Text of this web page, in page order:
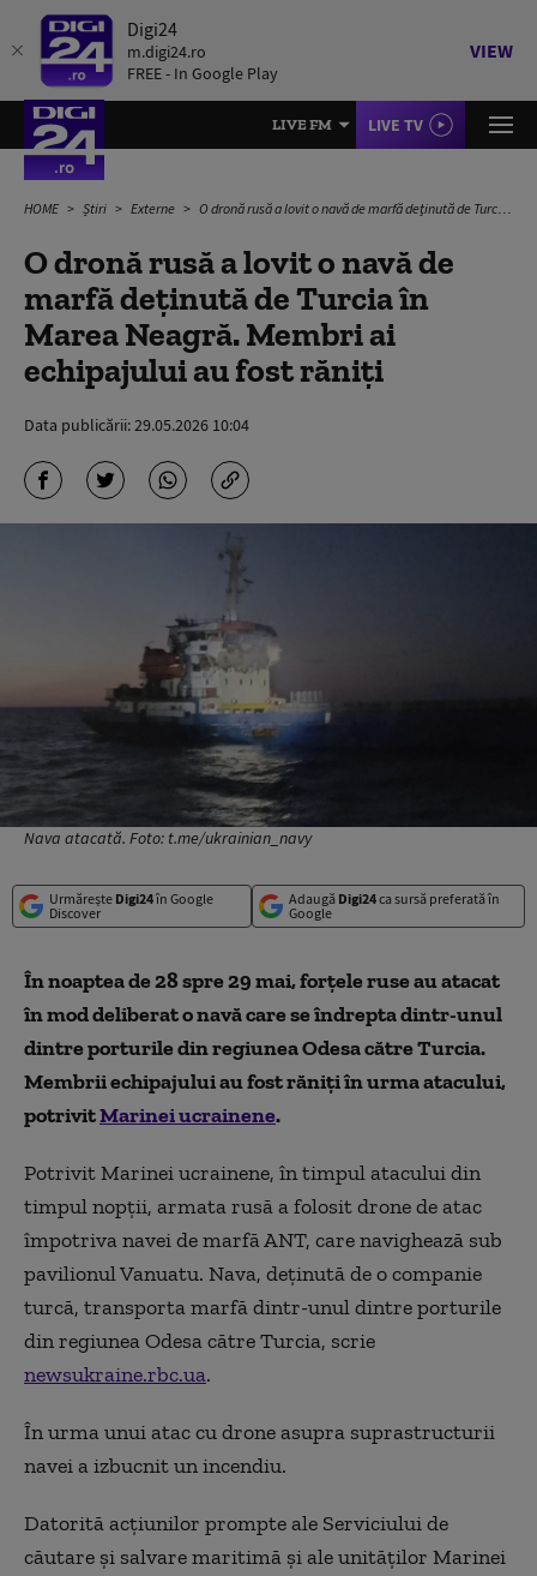
Digi24
m.digi24.ro
FREE - In Google Play
VIEW
LIVE FM LIVE TV
HOME Știri Externe O dronă rusă a lovit o navă de marfă deținută de Turcia în Marea Neagră. Membri ai echipajului au fost răniți
O dronă rusă a lovit o navă de
marfă deținută de Turcia în
Marea Neagră. Membri ai
echipajului au fost răniți
Data publicării:29.05.2026 10:04
Nava atacată. Foto: t.me/ukrainian_navy
Urmărește Digi24în Google
Discover
Adaugă Digi24ca sursă preferată în
Google
În noaptea de 28 spre 29 mai, forțele ruse au atacat
în mod deliberat o navă care se îndrepta dintr-unul
dintre porturile din regiunea Odesa către Turcia.
Membrii echipajului au fost răniți în urma atacului,
potrivitMarinei ucrainene.
Potrivit Marinei ucrainene, în timpul atacului din
timpul nopții, armata rusă a folosit drone de atac
împotriva navei de marfă ANT, care navighează sub
pavilionul Vanuatu. Nava, deținută de o companie
turcă, transporta marfă dintr-unul dintre porturile
din regiunea Odesa către Turcia, scrie
newsukraine.rbc.ua.
În urma unui atac cu drone asupra suprastructurii
navei a izbucnit un incendiu.
Datorită acțiunilor prompte ale Serviciului de
căutare și salvare maritimă și ale unităților Marinei